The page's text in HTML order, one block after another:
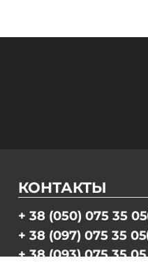
КОНТАКТЫ
+ 38 (050) 075 35 05
+ 38 (097) 075 35 05
+ 38 (093) 075 35 05